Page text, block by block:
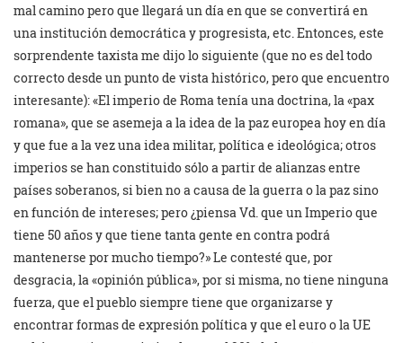
mal camino pero que llegará un día en que se convertirá en
una institución democrática y progresista, etc. Entonces, este
sorprendente taxista me dijo lo siguiente (que no es del todo
correcto desde un punto de vista histórico, pero que encuentro
interesante): «El imperio de Roma tenía una doctrina, la «pax
romana», que se asemeja a la idea de la paz europea hoy en día
y que fue a la vez una idea militar, política e ideológica; otros
imperios se han constituido sólo a partir de alianzas entre
países soberanos, si bien no a causa de la guerra o la paz sino
en función de intereses; pero ¿piensa Vd. que un Imperio que
tiene 50 años y que tiene tanta gente en contra podrá
mantenerse por mucho tiempo?» Le contesté que, por
desgracia, la «opinión pública», por si misma, no tiene ninguna
fuerza, que el pueblo siempre tiene que organizarse y
encontrar formas de expresión política y que el euro o la UE